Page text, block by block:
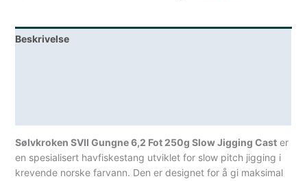
Pilkestang
Beskrivelse
Sølvkroken SVII Gungne 6,2 Fot 250g Slow Jigging Cast er
en spesialisert havfiskestang utviklet for slow pitch jigging i
krevende norske farvann. Den er designet for å gi maksimal